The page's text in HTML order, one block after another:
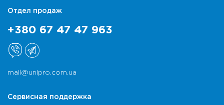
Отдел продаж
+380 67 47 47 963
mail@unipro.com.ua
Сервисная поддержка